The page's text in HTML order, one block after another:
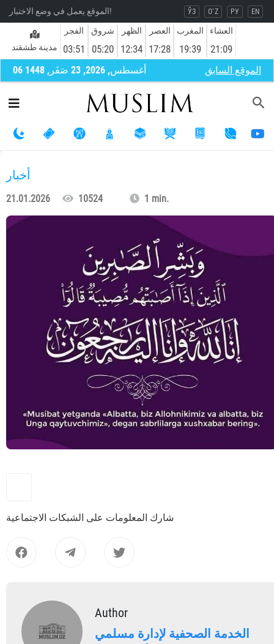
الموقع يعمل في وضع الاختبار! ЎЗ O`Z РУ EN
مدينة طشقند
الفجر
03:51
شروق
05:20
الظهر
12:34
العصر
17:28
المغرب
19:39
العشاء
21:09
06 أغسطس, 2026, 23 صَفَر, 1448 الموقع السابق
أخبار
21.01.2026 10524 1 min.
شارك المعلومات على الشبكات الاجتماعية
Author
الخدمة الصحفية لإدارة مسلمي